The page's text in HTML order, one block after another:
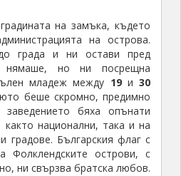
на замъка, където
на острова.
града и ни остави пред
нямаше, но ни посрещна
младеж между 19и30
беше скромно, предимно
бяха опънати
национални, така и на
градове. Българския флаг с
острови, с
ни свързва братска любов.